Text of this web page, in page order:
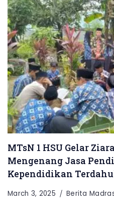
MTsN 1 HSU Gelar
Mengenang Jasa
Kependidikan
March 3, 2025 Berita